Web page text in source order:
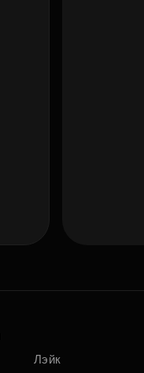
Лэйк